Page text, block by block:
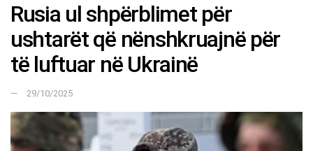
Rusia ul shpërblimet për
ushtarët që nënshkruajnë për
të luftuar në Ukrainë
29/10/2025